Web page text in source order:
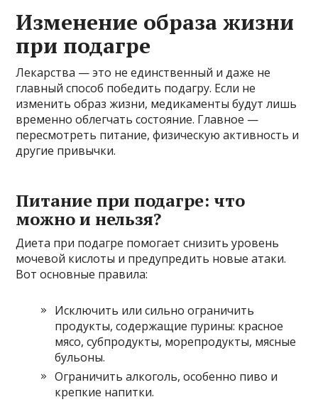
Изменение образа жизни
при подагре
Лекарства — это не единственный и даже не
главный способ победить подагру. Если не
изменить образ жизни, медикаменты будут лишь
временно облегчать состояние. Главное —
пересмотреть питание, физическую активность и
другие привычки.
Питание при подагре: что
можно и нельзя?
Диета при подагре помогает снизить уровень
мочевой кислоты и предупредить новые атаки.
Вот основные правила:
Исключить или сильно ограничить
продукты, содержащие пурины: красное
мясо, субпродукты, морепродукты, мясные
бульоны.
Ограничить алкоголь, особенно пиво и
крепкие напитки.